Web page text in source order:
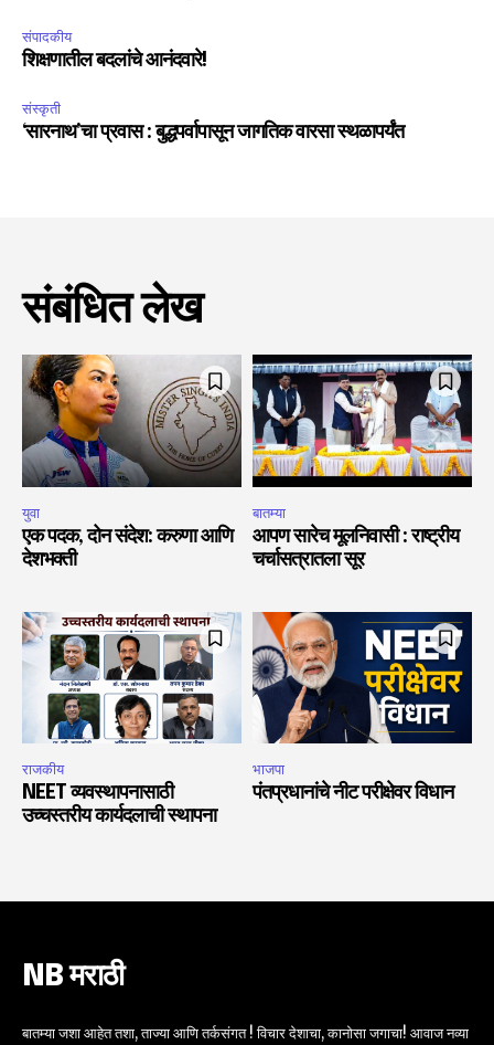
संपादकीय
शिक्षणातील बदलांचे आनंदवारे!
संस्कृती
‘सारनाथ’चा प्रवास : बुद्धपर्वापासून जागतिक वारसा स्थळापर्यंत
संबंधित लेख
युवा
एक पदक, दोन संदेश: करुणा आणि
देशभक्ती
बातम्या
आपण सारेच मूलनिवासी : राष्ट्रीय
चर्चासत्रातला सूर
राजकीय
NEET व्यवस्थापनासाठी
उच्चस्तरीय कार्यदलाची स्थापना
भाजपा
पंतप्रधानांचे नीट परीक्षेवर विधान
NB मराठी
बातम्या जशा आहेत तशा, ताज्या आणि तर्कसंगत ! विचार देशाचा, कानोसा जगाचा! आवाज नव्या